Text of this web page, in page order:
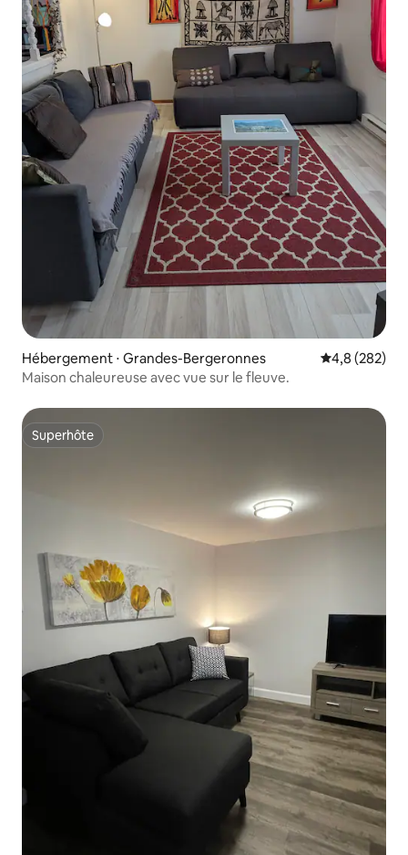
Hébergement ⋅ Grandes-Bergeronnes Évaluation
4,8 (282)
Maison chaleureuse avec vue sur le fleuve.
Superhôte
Superhôte